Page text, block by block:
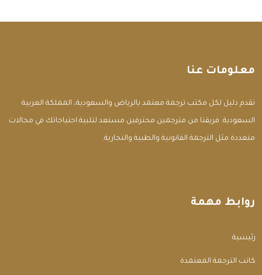
معلومات عنا
تقدم دليل لكل مكتب ترجمة معتمد بالرياض والسعودية، المملكة العربية
السعودية. فريقنا من مترجمين محترفين مستعد لتلبية احتياجاتك في مجالات
متعددة مثل الترجمة القانونية والطبية والتجارية.
روابط مهمة
الرئيسية
مكاتب الترجمة المعتمدة